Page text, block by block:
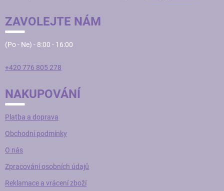
ZAVOLEJTE NÁM
(Po - Ne) - 8:00 - 16:00
+420 776 805 278
NAKUPOVÁNÍ
Platba a doprava
Obchodní podmínky
O nás
Zpracování osobních údajů
Reklamace a vrácení zboží